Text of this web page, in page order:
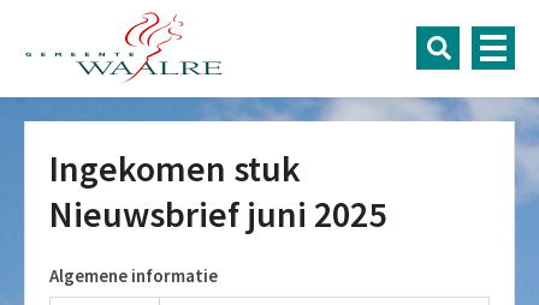
Ingekomen stuk
Nieuwsbrief juni 2025
Algemene informatie